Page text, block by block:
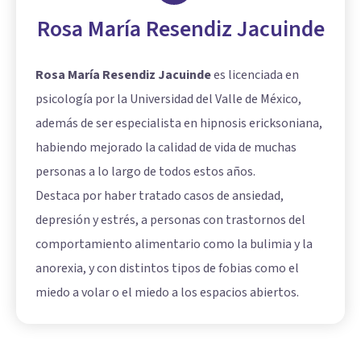
Rosa María Resendiz Jacuinde
Rosa María Resendiz Jacuindees licenciada en
psicología por la Universidad del Valle de México,
además de ser especialista en hipnosis ericksoniana,
habiendo mejorado la calidad de vida de muchas
personas a lo largo de todos estos años.
Destaca por haber tratado casos de ansiedad,
depresión y estrés, a personas con trastornos del
comportamiento alimentario como la bulimia y la
anorexia, y con distintos tipos de fobias como el
miedo a volar o el miedo a los espacios abiertos.